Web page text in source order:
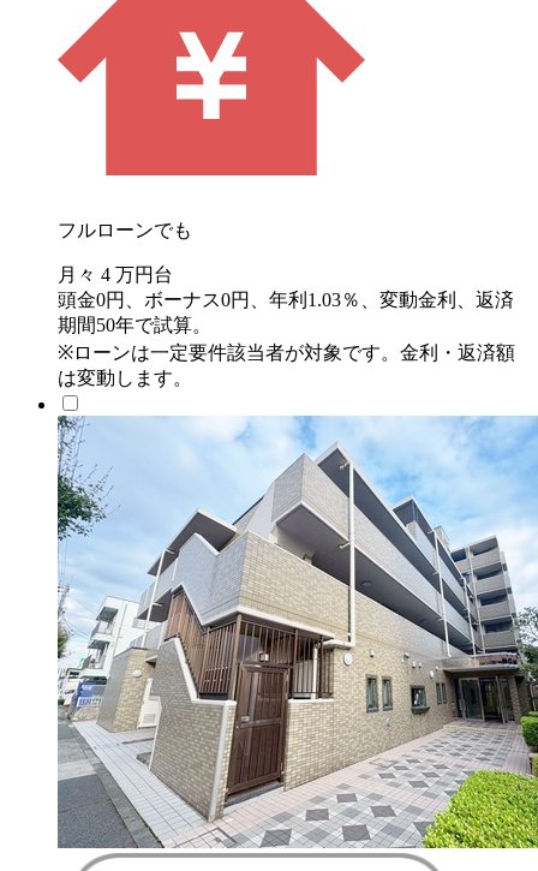
フルローンでも
月々 4 万円台
頭金0円、ボーナス0円、年利1.03％、変動金利、返済
期間50年で試算。
※ローンは一定要件該当者が対象です。金利・返済額
は変動します。